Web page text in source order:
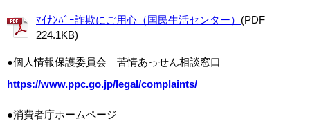
ﾏｲﾅﾝﾊﾞｰ詐欺にご用心（国民生活センター） (PDF
224.1KB)
●個人情報保護委員会 苦情あっせん相談窓口
https://www.ppc.go.jp/legal/complaints/
●消費者庁ホームページ